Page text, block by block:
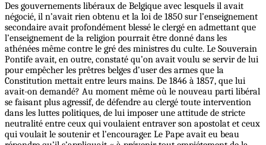
Des gouvernements libéraux de Belgique avec lesquels il avait
négocié, il n’avait rien obtenu et la loi de 1850 sur l’enseignement
secondaire avait profondément blessé le clergé en admettant que
l’enseignement de la religion pourrait être donné dans les
athénées même contre le gré des ministres du culte. Le Souverain
Pontife avait, en outre, constaté qu’on avait voulu se servir de lui
pour empêcher les prêtres belges d’user des armes que la
Constitution mettait entre leurs mains. De 1846 à 1857, que lui
avait-on demandé? Au moment même où le nouveau parti libéral
se faisant plus agressif, de défendre au clergé toute intervention
dans les luttes politiques, de lui imposer une attitude de stricte
neutralité entre ceux qui voulaient entraver son apostolat et ceux
qui voulait le soutenir et l’encourager. Le Pape avait eu beau